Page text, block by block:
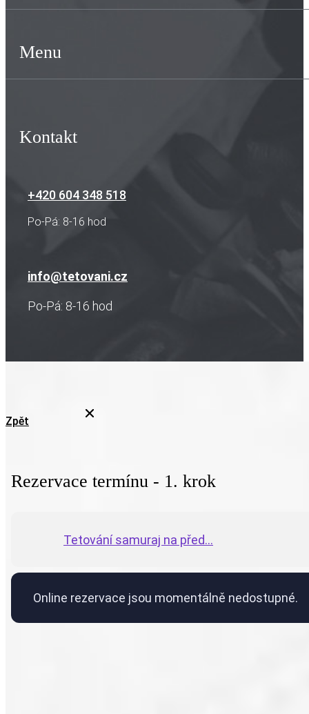
Menu
Kontakt
+420 604 348 518
Po-Pá: 8-16 hod
info@tetovani.cz
Po-Pá: 8-16 hod
Zpět
Rezervace termínu - 1. krok
Tetování samuraj na před...
Online rezervace jsou momentálně nedostupné.